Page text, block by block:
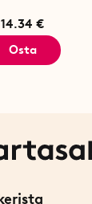
14.34 €
Osta